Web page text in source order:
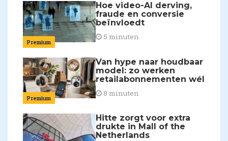
Premium
Hoe video-AI derving,
fraude en conversie
beïnvloedt
5 minuten
Premium
Van hype naar houdbaar
model: zo werken
retailabonnementen wél
8 minuten
Hitte zorgt voor extra
drukte in Mall of the
Netherlands